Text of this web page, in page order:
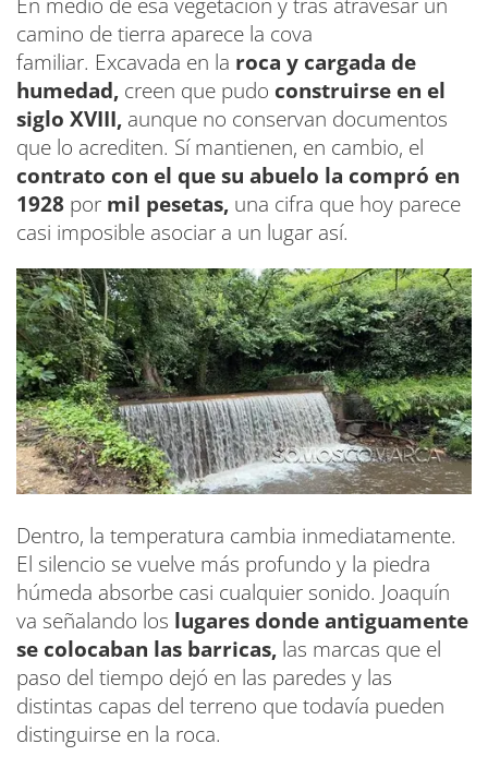
camino de tierra aparece la cova
familiar. Excavada en la roca y cargada de
humedad, creen que pudo construirse en el
siglo XVIII, aunque no conservan documentos
que lo acrediten. Sí mantienen, en cambio, el
contrato con el que su abuelo la compró en
1928 por mil pesetas, una cifra que hoy parece
casi imposible asociar a un lugar así.
Dentro, la temperatura cambia inmediatamente.
El silencio se vuelve más profundo y la piedra
húmeda absorbe casi cualquier sonido. Joaquín
va señalando los lugares donde antiguamente
se colocaban las barricas, las marcas que el
paso del tiempo dejó en las paredes y las
distintas capas del terreno que todavía pueden
distinguirse en la roca.